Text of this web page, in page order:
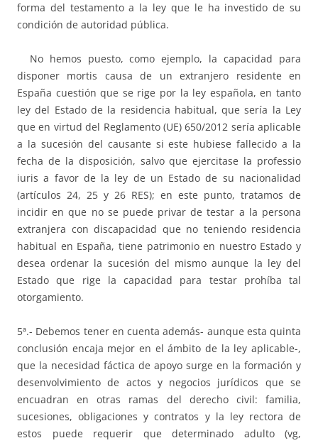
forma del testamento a la ley que le ha investido de su
condición de autoridad pública.
No hemos puesto, como ejemplo, la capacidad para
disponer mortis causa de un extranjero residente en
España cuestión que se rige por la ley española, en tanto
ley del Estado de la residencia habitual, que sería la Ley
que en virtud del Reglamento (UE) 650/2012 sería aplicable
a la sucesión del causante si este hubiese fallecido a la
fecha de la disposición, salvo que ejercitase la professio
iuris a favor de la ley de un Estado de su nacionalidad
(artículos 24, 25 y 26 RES); en este punto, tratamos de
incidir en que no se puede privar de testar a la persona
extranjera con discapacidad que no teniendo residencia
habitual en España, tiene patrimonio en nuestro Estado y
desea ordenar la sucesión del mismo aunque la ley del
Estado que rige la capacidad para testar prohíba tal
otorgamiento.
5ª.- Debemos tener en cuenta además- aunque esta quinta
conclusión encaja mejor en el ámbito de la ley aplicable-,
que la necesidad fáctica de apoyo surge en la formación y
desenvolvimiento de actos y negocios jurídicos que se
encuadran en otras ramas del derecho civil: familia,
sucesiones, obligaciones y contratos y la ley rectora de
estos puede requerir que determinado adulto (vg,